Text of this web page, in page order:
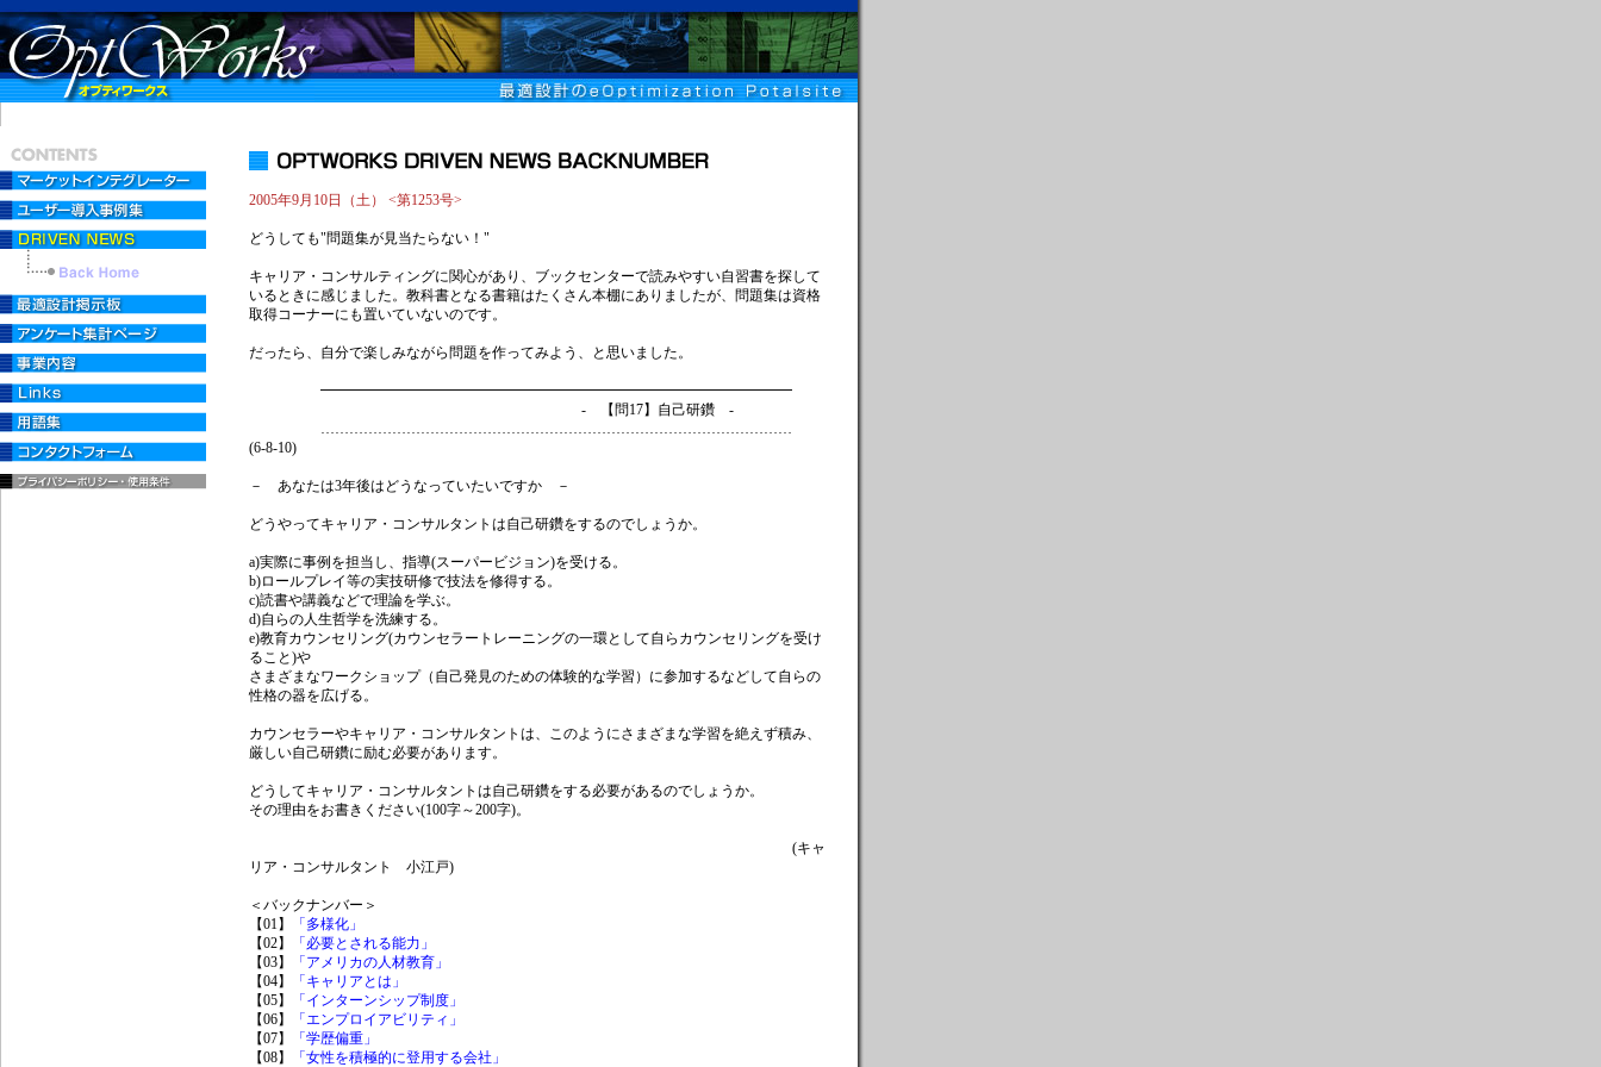
2005年9月10日（土） <第1253号>
どうしても"問題集が見当たらない！"
キャリア・コンサルティングに関心があり、ブックセンターで読みやすい自習書を探して
いるときに感じました。教科書となる書籍はたくさん本棚にありましたが、問題集は資格
取得コーナーにも置いていないのです。
だったら、自分で楽しみながら問題を作ってみよう、と思いました。
━━━━━━━━━━━━━━━━━━━━━━━━━━━━━━━━━
- 【問17】自己研鑽 -
………………………………………………………………………………………
(6-8-10)
－ あなたは3年後はどうなっていたいですか －
どうやってキャリア・コンサルタントは自己研鑽をするのでしょうか。
a)実際に事例を担当し、指導(スーパービジョン)を受ける。
b)ロールプレイ等の実技研修で技法を修得する。
c)読書や講義などで理論を学ぶ。
d)自らの人生哲学を洗練する。
e)教育カウンセリング(カウンセラートレーニングの一環として自らカウンセリングを受け
ること)や
さまざまなワークショップ（自己発見のための体験的な学習）に参加するなどして自らの
性格の器を広げる。
カウンセラーやキャリア・コンサルタントは、このようにさまざまな学習を絶えず積み、
厳しい自己研鑽に励む必要があります。
どうしてキャリア・コンサルタントは自己研鑽をする必要があるのでしょうか。
その理由をお書きください(100字～200字)。
(キャ
リア・コンサルタント 小江戸)
＜バックナンバー＞
【01】
「多様化」
【02】
「必要とされる能力」
【03】
「アメリカの人材教育」
【04】
「キャリアとは」
【05】
「インターンシップ制度」
【06】
「エンプロイアビリティ」
【07】
「学歴偏重」
【08】
「女性を積極的に登用する会社」